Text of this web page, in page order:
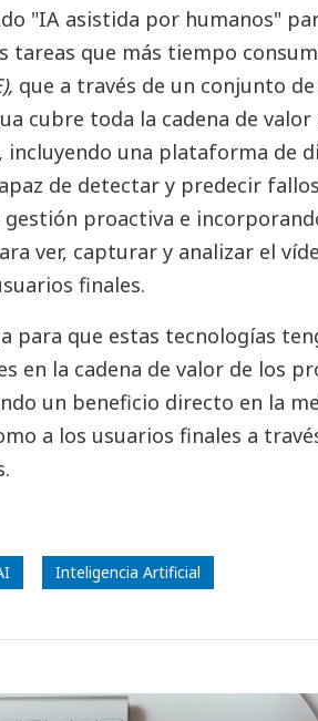
"IA asistida por humanos"
tareas que más tiempo
que a través de un conjunto
cubre toda la cadena de
incluyendo una plataforma de
de detectar y predecir
gestión proactiva e
ver, capturar y analizar el
finales.
para que estas tecnologías
en la cadena de valor de los
un beneficio directo en la
a los usuarios finales a
Inteligencia Artificial